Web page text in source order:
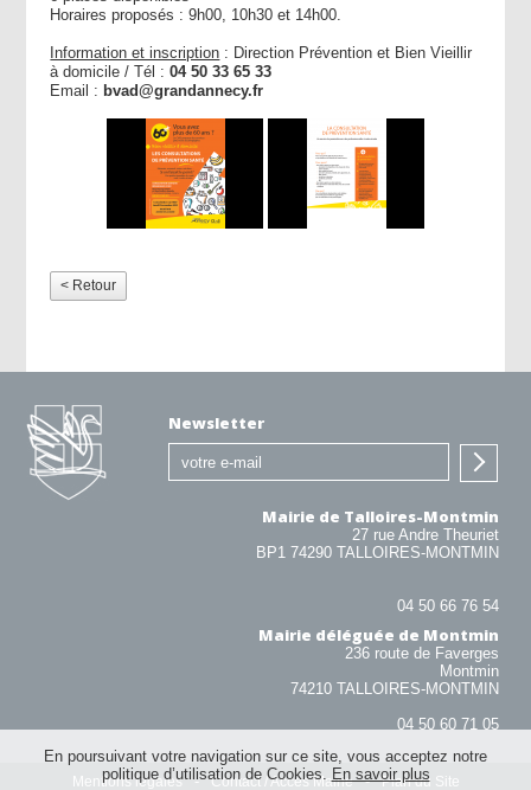
En poursuivant votre navigation sur ce site, vous acceptez notre
politique d’utilisation de Cookies. En savoir plus
Horaires proposés : 9h00, 10h30 et 14h00.
Information et inscription : Direction Prévention et Bien Vieillir
à domicile / Tél :04 50 33 65 33
Email : bvad@grandannecy.fr
< Retour
Newsletter
Mairie de Talloires-Montmin
27 rue Andre Theuriet
BP1 74290 TALLOIRES-MONTMIN
04 50 66 76 54
Mairie déléguée de Montmin
236 route de Faverges
Montmin
74210 TALLOIRES-MONTMIN
04 50 60 71 05
Mentions légales Contact / Accès Mairie Plan du Site